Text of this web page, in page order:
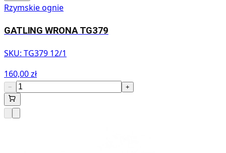
Rzymskie ognie
GATLING WRONA TG379
SKU: TG379 12/1
160,00 zł
− +